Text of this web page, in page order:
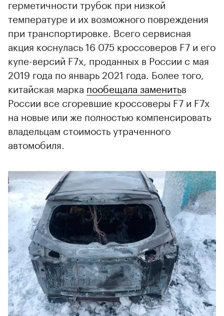
герметичности трубок при низкой
температуре и их возможного повреждения
при транспортировке. Всего сервисная
акция коснулась 16 075 кроссоверов F7 и его
купе-версий F7x, проданных в России с мая
2019 года по январь 2021 года. Более того,
китайская марка пообещала заменитьв
России все сгоревшие кроссоверы F7 и F7x
на новые или же полностью компенсировать
владельцам стоимость утраченного
автомобиля.